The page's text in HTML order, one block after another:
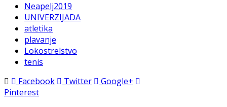
Neapelj2019
UNIVERZIJADA
atletika
plavanje
Lokostrelstvo
tenis
Facebook
Twitter
Google+
Pinterest